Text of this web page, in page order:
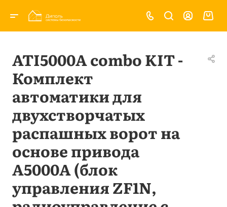
ATI5000A combo KIT -
Комплект
автоматики для
двухстворчатых
распашных ворот на
основе привода
А5000А (блок
управления ZF1N,